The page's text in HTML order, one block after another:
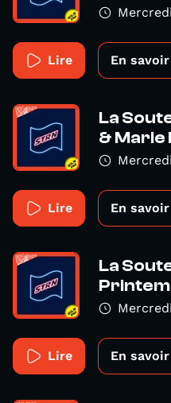
Lire En
La
& Marie
Lire En
La
Lire En